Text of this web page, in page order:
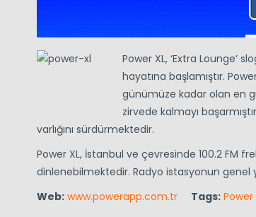
Power XL, ‘Extra Lounge’
hayatına başlamıştır.
günümüze kadar olan en
zirvede kalmayı
varlığını sürdürmektedir.
Power XL, İstanbul ve çevresinde 100.2 FM
dinlenebilmektedir. Radyo istasyonun genel
Web: www.powerapp.com.tr Tags: Power